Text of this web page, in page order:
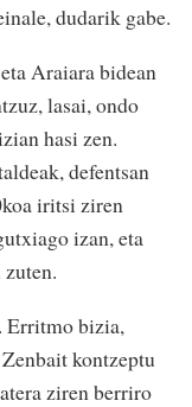
dudarik gabe.
Araiara bidean
lasai, ondo
hasi zen.
defentsan
iritsi ziren
izan, eta
Erritmo bizia,
kontzeptu
ziren berriro